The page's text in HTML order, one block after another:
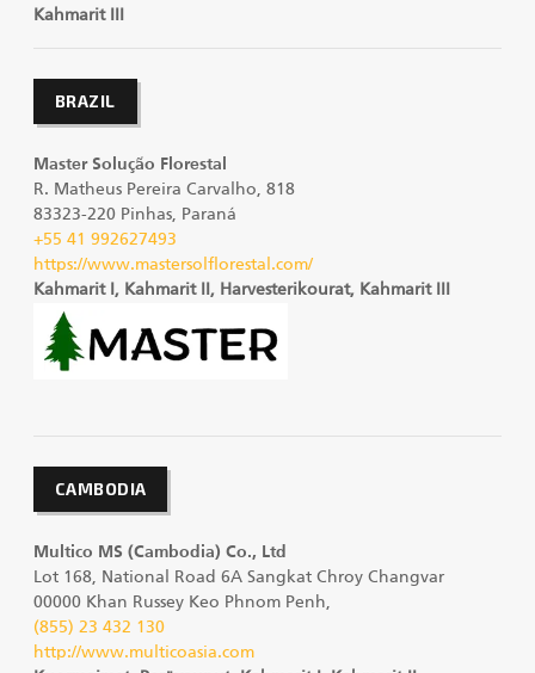
Kahmarit III
BRAZIL
Master Solução Florestal
R. Matheus Pereira Carvalho, 818
83323-220 Pinhas, Paraná
+55 41 992627493
https://www.mastersolflorestal.com/
Kahmarit I, Kahmarit II, Harvesterikourat, Kahmarit III
CAMBODIA
Multico MS (Cambodia) Co., Ltd
Lot 168, National Road 6A Sangkat Chroy Changvar
00000 Khan Russey Keo Phnom Penh,
(855) 23 432 130
http://www.multicoasia.com